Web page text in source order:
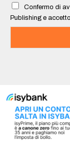
*
Confermo di
Publishing e